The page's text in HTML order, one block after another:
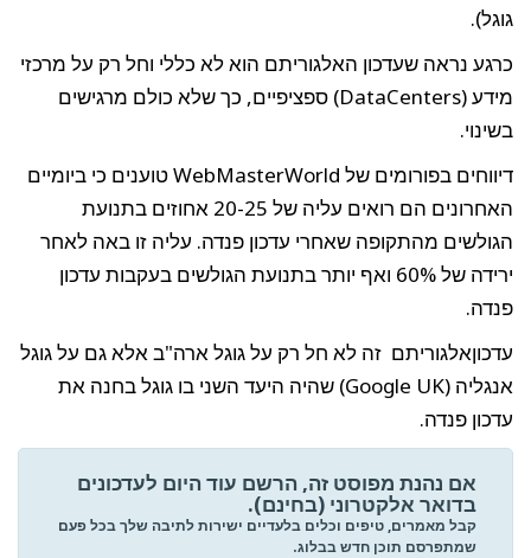
גוגל).
כרגע נראה שעדכון האלגוריתם הוא לא כללי וחל רק על מרכזי
מידע (DataCenters) ספציפיים, כך שלא כולם מרגישים
בשינוי.
דיווחים בפורומים של WebMasterWorld טוענים כי ביומיים
האחרונים הם רואים עליה של 20-25 אחוזים בתנועת
הגולשים מהתקופה שאחרי עדכון פנדה. עליה זו באה לאחר
ירידה של 60% ואף יותר בתנועת הגולשים בעקבות עדכון
פנדה.
עדכוןאלגוריתם זה לא חל רק על גוגל ארה"ב אלא גם על גוגל
אנגליה (Google UK) שהיה היעד השני בו גוגל בחנה את
עדכון פנדה.
אם נהנת מפוסט זה, הרשם עוד היום לעדכונים
בדואר אלקטרוני (בחינם).
קבל מאמרים, טיפים וכלים בלעדיים ישירות לתיבה שלך בכל פעם
שמתפרסם תוכן חדש בבלוג.